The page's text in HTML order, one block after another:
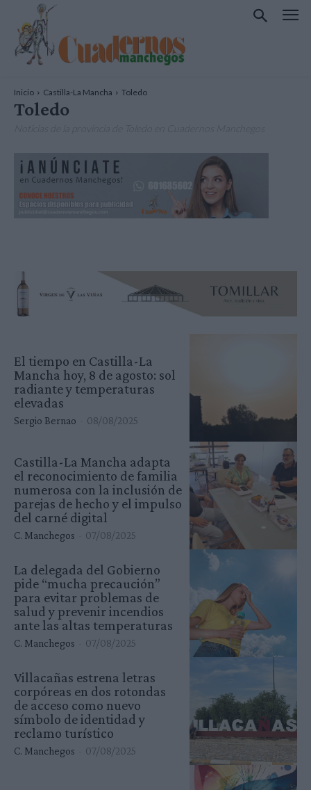
Inicio Castilla-La Mancha Toledo
Toledo
El tiempo en Castilla-La
Mancha hoy, 8 de agosto: sol
radiante y temperaturas
elevadas
Sergio Bernao 08/08/2025
Castilla-La Mancha adapta
el reconocimiento de familia
numerosa con la inclusión de
parejas de hecho y el impulso
del carné digital
C. Manchegos 07/08/2025
La delegada del Gobierno
pide “mucha precaución”
para evitar problemas de
salud y prevenir incendios
ante las altas temperaturas
C. Manchegos 07/08/2025
Villacañas estrena letras
corpóreas en dos rotondas
de acceso como nuevo
símbolo de identidad y
reclamo turístico
C. Manchegos 07/08/2025